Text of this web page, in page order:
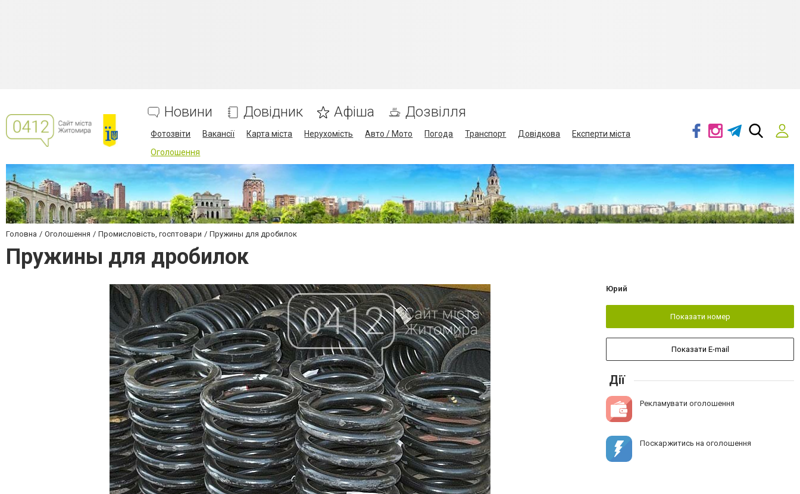
Новини Довідник Афіша Дозвілля
Фотозвіти Вакансії Карта міста Нерухомість Авто / Мото Погода Транспорт Довідкова
Експерти міста
Оголошення
Головна Оголошення Промисловість, госптовари Пружины для дробилок
Пружины для дробилок
Юрий
Показати номер
Показати E-mail
Дії
Рекламувати оголошення
Поскаржитись на оголошення